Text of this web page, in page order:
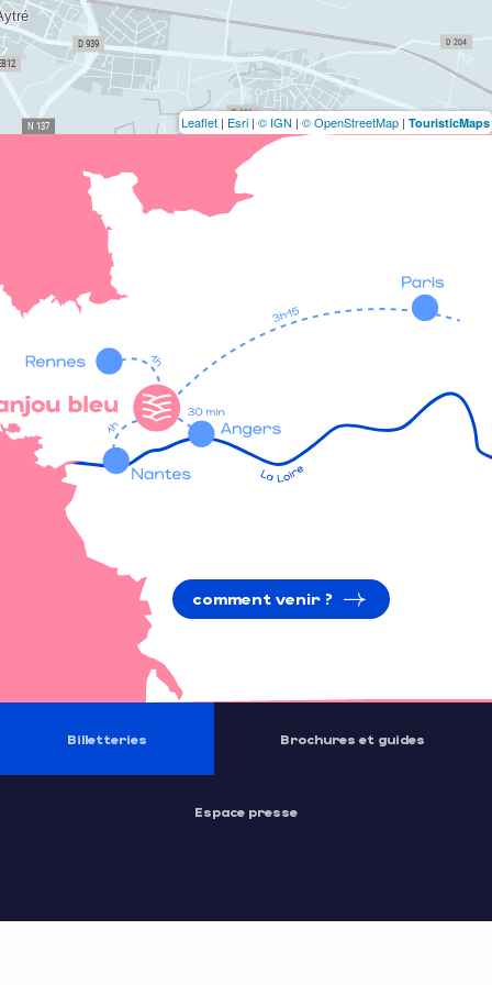
Leaflet | Esri | © IGN | © OpenStreetMap | TouristicMaps
comment venir ?
Billetteries Brochures et guides
Espace presse